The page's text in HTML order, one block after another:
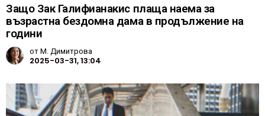
Защо Зак Галифианакис плаща наема за
възрастна бездомна дама в продължение на
години
отМ. Димитрова
2025-03-31, 13:04